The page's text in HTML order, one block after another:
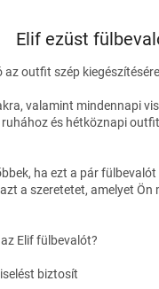
Elif ezüst
az outfit szép
valamint mindennapi
és hétköznapi
ha ezt a pár fülbevalót
a szeretetet, amelyet Ön
Elif fülbevalót?
biztosít